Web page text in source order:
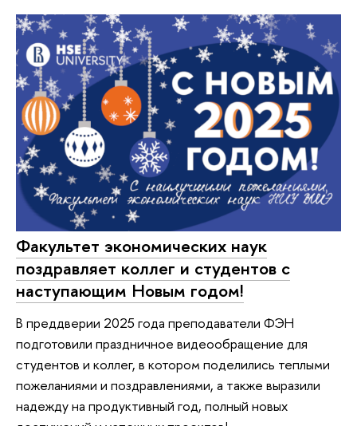
Факультет экономических наук
поздравляет коллег и студентов с
наступающим Новым годом!
В преддверии 2025 года преподаватели ФЭН
подготовили праздничное видеообращение для
студентов и коллег, в котором поделились теплыми
пожеланиями и поздравлениями, а также выразили
надежду на продуктивный год, полный новых